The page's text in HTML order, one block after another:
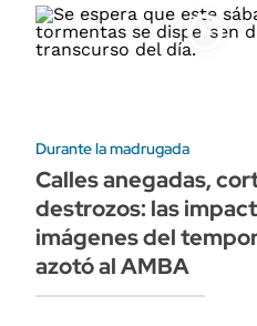
Durante la madrugada
Calles anegadas,
destrozos: las
imágenes del
azotó al AMBA